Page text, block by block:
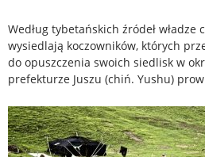
Według tybetańskich źródeł władze
wysiedlają koczowników, których
do opuszczenia swoich siedlisk w
prefekturze Juszu (chiń. Yushu)